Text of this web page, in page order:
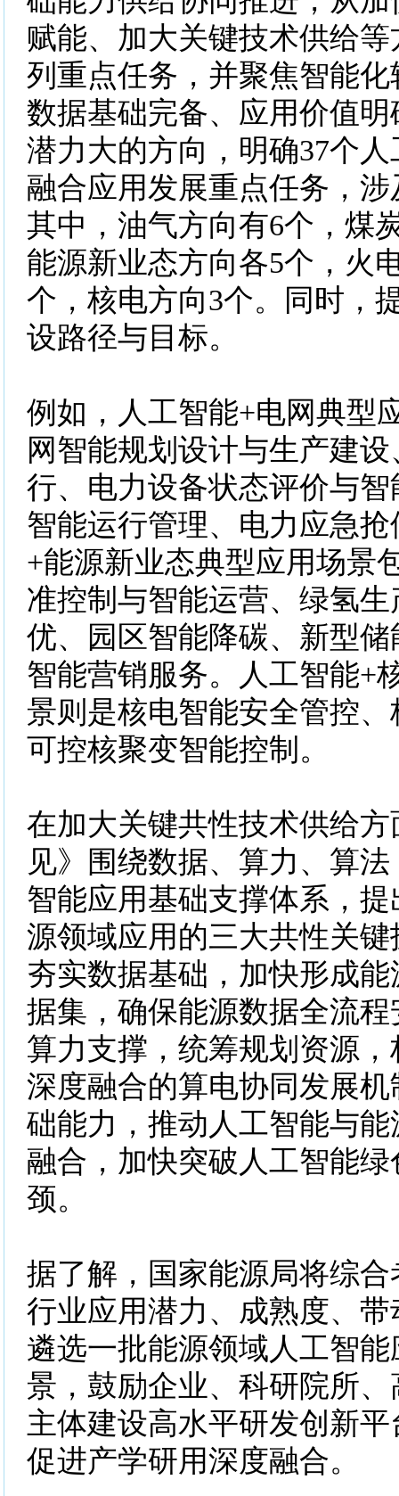
赋能、加大关键技术供给
列重点任务，并聚焦智能
数据基础完备、应用价值
潜力大的方向，明确37个
融合应用发展重点任务，
其中，油气方向有6个，煤
能源新业态方向各5个，火
个，核电方向3个。同时，
设路径与目标。
例如，人工智能+电网典型
网智能规划设计与生产建
行、电力设备状态评价与
智能运行管理、电力应急
+能源新业态典型应用场景
准控制与智能运营、绿氢
优、园区智能降碳、新型
智能营销服务。人工智能+
景则是核电智能安全管控
可控核聚变智能控制。
在加大关键共性技术供给
见》围绕数据、算力、算
智能应用基础支撑体系，
源领域应用的三大共性关
夯实数据基础，加快形成
据集，确保能源数据全流
算力支撑，统筹规划资源
深度融合的算电协同发展
础能力，推动人工智能与
融合，加快突破人工智能
颈。
据了解，国家能源局将综
行业应用潜力、成熟度、
遴选一批能源领域人工智
景，鼓励企业、科研院所
主体建设高水平研发创新
促进产学研用深度融合。